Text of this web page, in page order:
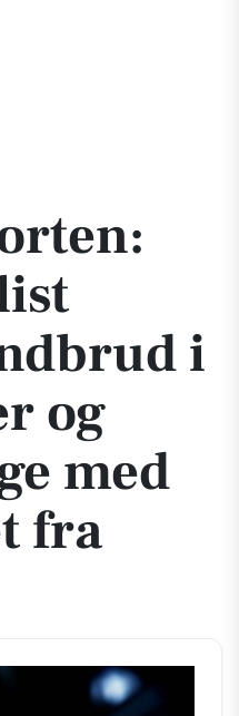
anholdt. Indbrud i værksteder og
i
og
med
fra